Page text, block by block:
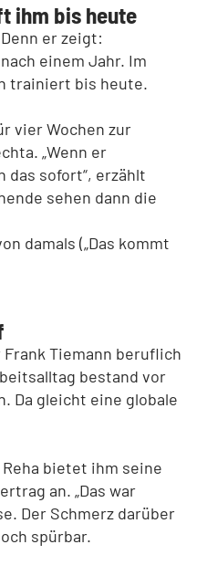
ihm bis heute
er zeigt:
einem Jahr. Im
trainiert bis heute.
vier Wochen zur
„Wenn er
das sofort“, erzählt
sehen dann die
damals („Das kommt
Frank Tiemann beruflich
bestand vor
Da gleicht eine globale
bietet ihm seine
an. „Das war
Der Schmerz darüber
spürbar.